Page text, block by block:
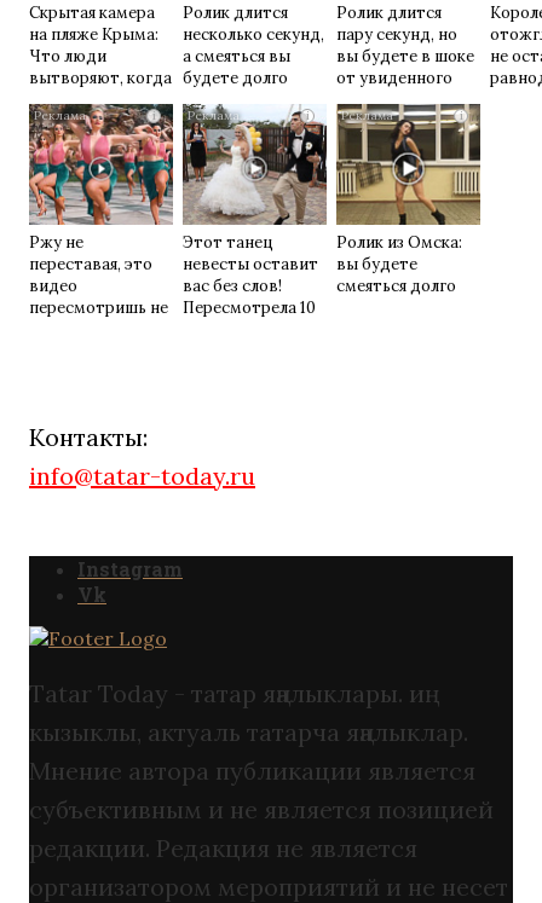
Скрытая камера
на пляже Крыма:
Что люди
вытворяют, когда
их не видят...
Ролик длится
несколько секунд,
а смеяться вы
будете долго
Ролик длится
пару секунд, но
вы будете в шоке
от увиденного
не
i
Ржу не
переставая, это
видео
пересмотришь не
i
Этот танец
невесты оставит
вас без слов!
Пересмотрела 10
i
Ролик из Омска:
вы будете
смеяться долго
Контакты:
info@tatar-today.ru
Instagram
Vk
Tatar Today - татар яңалыклары. иң
кызыклы, актуаль татарча яңалыклар.
Мнение автора публикации является
субъективным и не является позицией
редакции. Редакция не является
организатором мероприятий и не несет